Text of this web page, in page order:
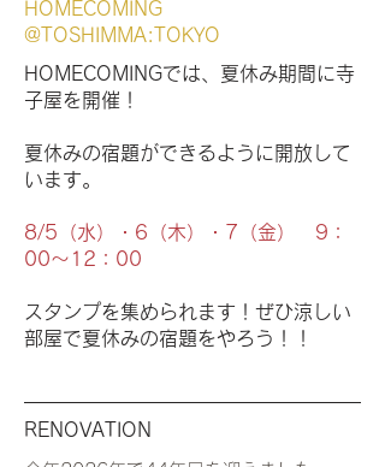
HOMECOMING
@TOSHIMMA:TOKYO
​HOMECOMINGでは、夏休み期間に寺
子屋を開催！
夏休みの宿題ができるように開放して
います。
8/5（水）・6（木）・7（金） 9：
00～12：00
​スタンプを集められます！ぜひ涼しい
部屋で夏休みの宿題をやろう！！
​RENOVATION